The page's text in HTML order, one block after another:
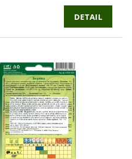
DETAIL